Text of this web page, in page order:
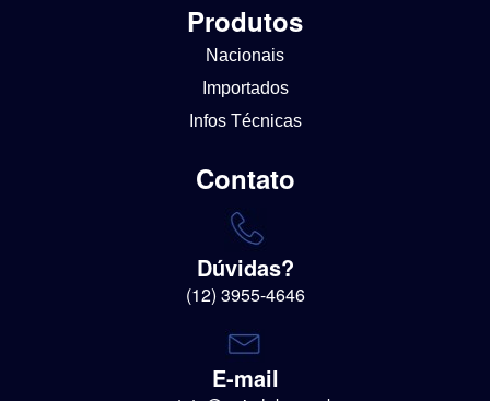
Produtos
Nacionais
Importados
Infos Técnicas
Contato
Dúvidas?
(12) 3955-4646
E-mail